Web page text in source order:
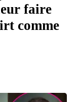
faire
comme